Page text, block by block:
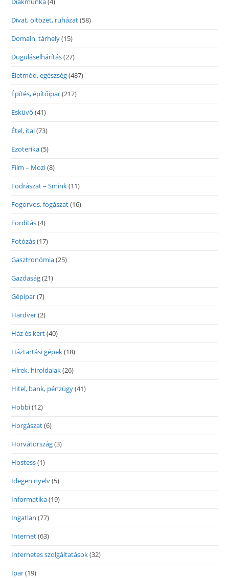
Divat, öltözet, ruházat(58)
Domain, tárhely(15)
Duguláselhárítás(27)
Életmód, egészség(487)
Építés, építőipar(217)
Esküvő (41)
Étel, ital(73)
Ezoterika(5)
Film – Mozi(8)
Fodrászat – Smink(11)
Fogorvos, fogászat(16)
Fordítás(4)
Fotózás(17)
Gasztronómia(25)
Gazdaság(21)
Gépipar(7)
Hardver(2)
Ház és kert(40)
Háztartási gépek(18)
Hírek, híroldalak(26)
Hitel, bank, pénzügy(41)
Hobbi(12)
Horgászat(6)
Horvátország(3)
Hostess(1)
Idegen nyelv(5)
Informatika(19)
Ingatlan (77)
Internet(63)
Internetes szolgáltatások(32)
Ipar(19)